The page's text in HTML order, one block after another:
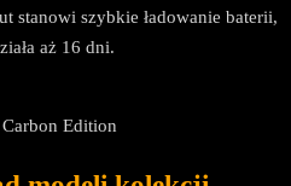
stanowi szybkie ładowanie baterii,
aż 16 dni.
Edition